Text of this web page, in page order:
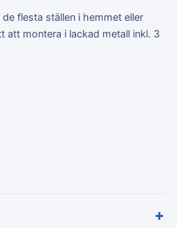
flesta ställen i hemmet eller
att montera i lackad metall inkl. 3
+